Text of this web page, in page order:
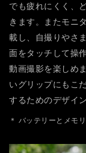
でも疲れにくく、
きます。またモニ
載し、自撮りやさ
面をタッチして操
動画撮影を楽しめ
いグリップにもこ
するためのデザイ
＊ バッテリーとメモ